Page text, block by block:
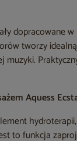
dopracowane
tworzy
muzyki.
Aquess
to funkcja